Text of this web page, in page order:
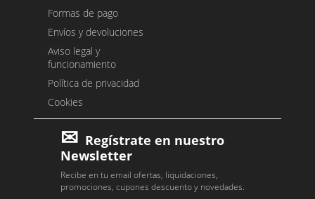
Formas de pago
Envíos y devoluciones
Aviso legal y
funcionamiento
Política de privacidad
Cookies
Regístrate en nuestro
Newsletter
Recibe en tu email ofertas, liquidaciones,
promociones, cupones descuento y novedades.